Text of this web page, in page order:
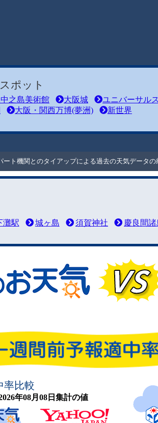
ポット
之島美術館 大阪城 ユニバーサル
大阪・関西万博(夢洲) 新世界
ト機関とのタイアップによる過去の天気データの
灘駅 城ヶ島 須賀神社 慶良間諸
率比較
年08月08日集計の値